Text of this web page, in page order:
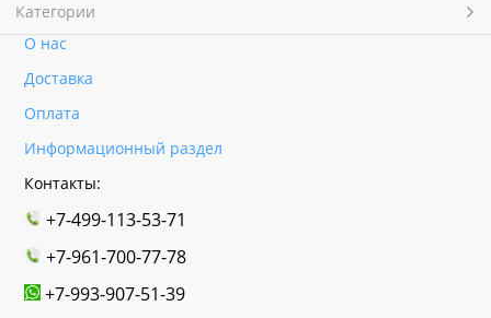
Категории
О нас
Доставка
Оплата
Информационный раздел
Контакты:
+7-499-113-53-71
+7-961-700-77-78
+7-993-907-51-39